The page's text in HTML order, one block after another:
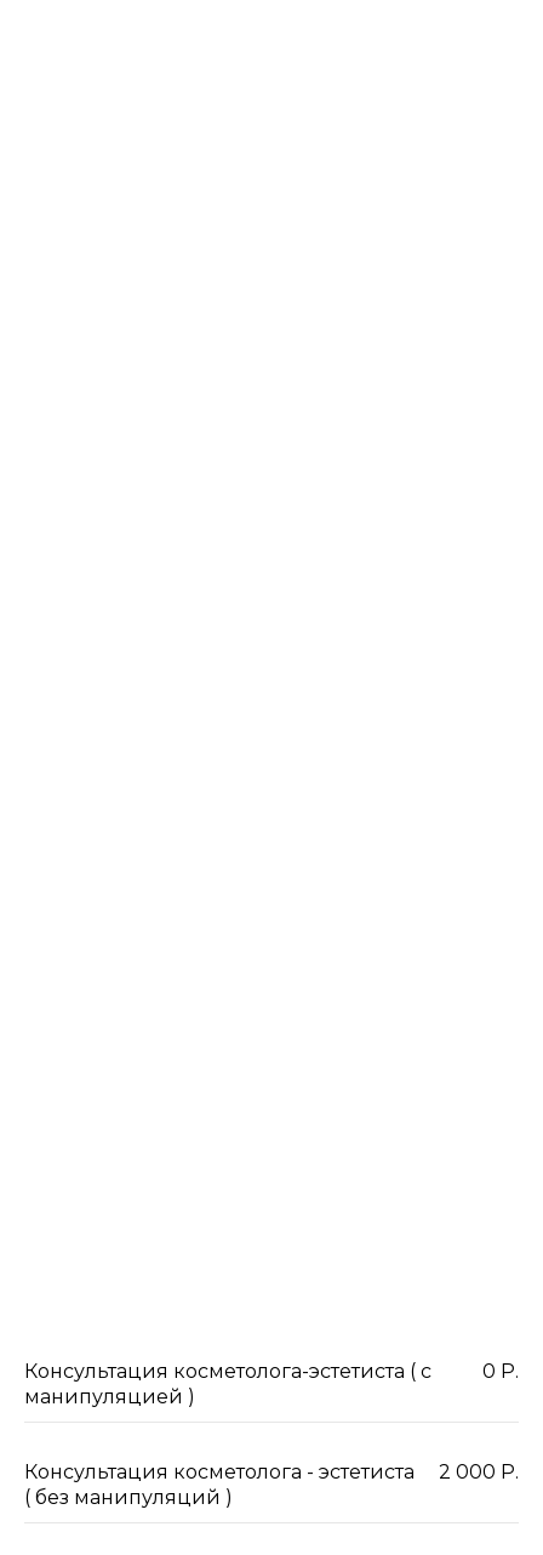
Консультация косметолога-эстетиста ( c
манипуляцией )
0 Р.
Консультация косметолога - эстетиста
( без манипуляций )
2 000 Р.